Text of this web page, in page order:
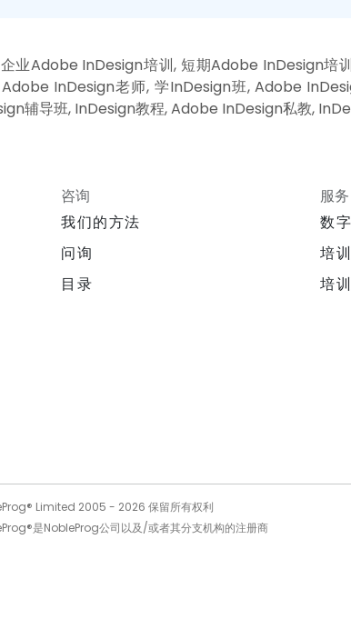
业Adobe InDesign培训, 短期Adobe InDesign
InDesign老师, 学InDesign班, Adobe
辅导班, InDesign教程, Adobe InDesign私教,
咨询
我们的方法
问询
目录
服务
数
培
培
Limited 2005 - 2026 保留所有权利
是NobleProg公司以及/或者其分支机构的注册商